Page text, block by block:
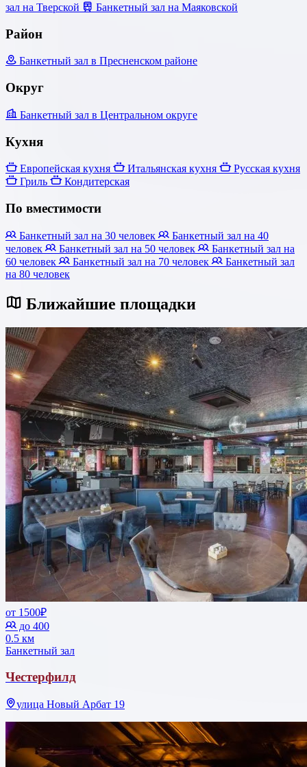
зал на Тверской Банкетный зал на Маяковской
Район
Банкетный зал в Пресненском районе
Округ
Банкетный зал в Центральном округе
Кухня
Европейская кухня Итальянская кухня
Русская кухня
Гриль
Кондитерская
По вместимости
Банкетный зал на 30 человек
Банкетный зал на 40
человек
Банкетный зал на 50 человек
Банкетный зал на
60 человек
Банкетный зал на 70 человек
Банкетный зал
на 80 человек
Ближайшие площадки
от 1500₽
до 400
0.5 км
Банкетный зал
Честерфилд
улица Новый Арбат 19